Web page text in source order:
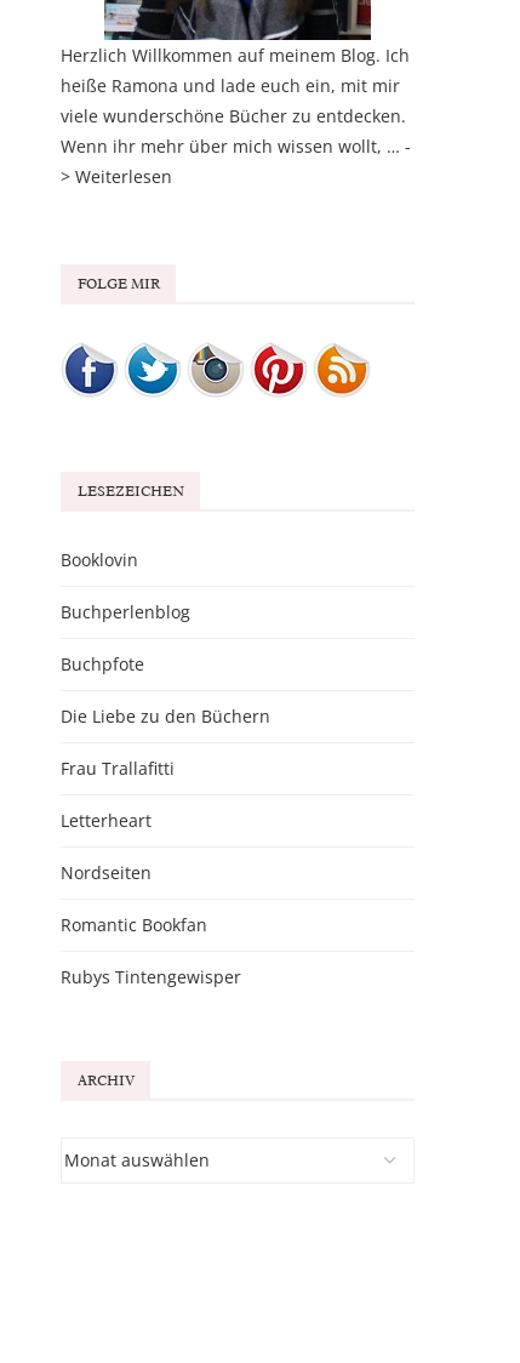
Herzlich Willkommen auf meinem Blog. Ich
heiße Ramona und lade euch ein, mit mir
viele wunderschöne Bücher zu entdecken.
Wenn ihr mehr über mich wissen wollt, … -
> Weiterlesen
FOLGE MIR
LESEZEICHEN
Booklovin
Buchperlenblog
Buchpfote
Die Liebe zu den Büchern
Frau Trallafitti
Letterheart
Nordseiten
Romantic Bookfan
Rubys Tintengewisper
ARCHIV